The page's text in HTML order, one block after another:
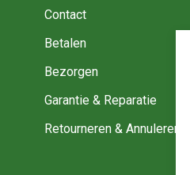
Contact
Betalen
Bezorgen
Garantie & Reparatie
Retourneren & Annuleren